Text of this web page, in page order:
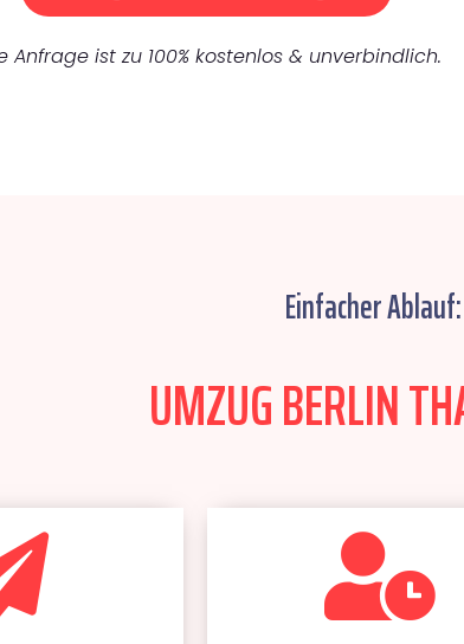
Anfrage ist zu 100% kostenlos & unverbindlich.
Einfacher
UMZUG BERLIN